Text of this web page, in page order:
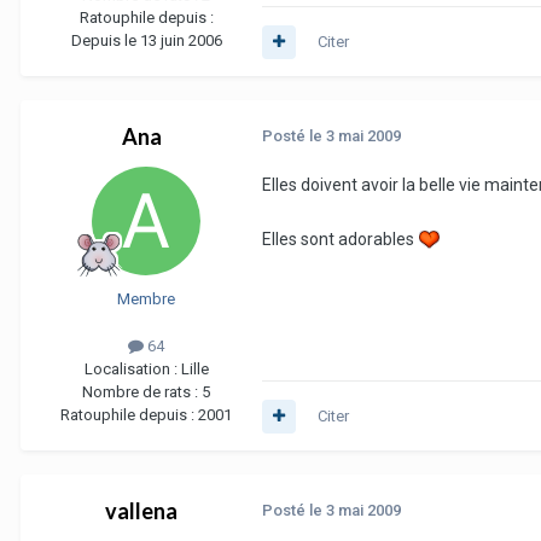
Ratouphile depuis :
Depuis le 13 juin 2006
Citer
Ana
Membre
64
Localisation : Lille
Nombre de rats : 5
Ratouphile depuis : 2001
Posté le 3 mai 2009
Elles doivent avoir la belle vie
Elles sont adorables
Citer
vallena Posté le 3 mai 2009